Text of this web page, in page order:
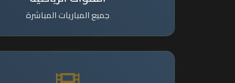
جميع المباريات المباشرة